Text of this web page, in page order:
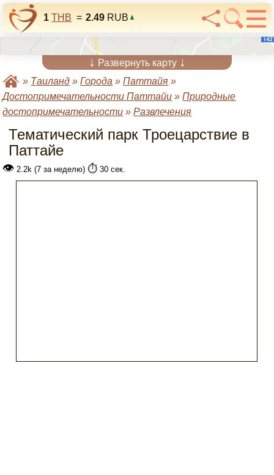
1 THB = 2.49 RUB
↓ Развернуть карту ↓
» Таиланд »Города »Паттайя »
Достопримечательности Паттайи »Природные
достопримечательности »Развлечения
Тематический парк Троецарствие в
Паттайе
👁 2.2k (7 за неделю) ⏱️ 30 сек.